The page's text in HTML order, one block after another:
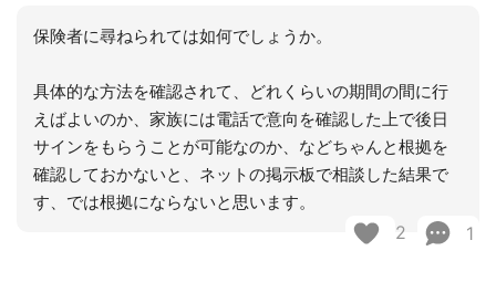
保険者に尋ねられては如何でしょうか。
具体的な方法を確認されて、どれくらいの期間の間に行
えばよいのか、家族には電話で意向を確認した上で後日
サインをもらうことが可能なのか、などちゃんと根拠を
確認しておかないと、ネットの掲示板で相談した結果で
す、では根拠にならないと思います。
2 1